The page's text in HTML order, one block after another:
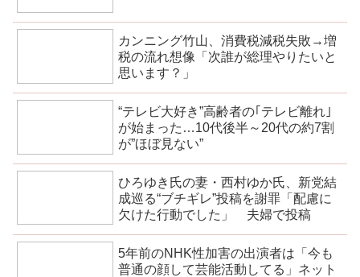
カンニング竹山、消費税減税失敗→増
税の流れ想像「次誰が総理やりたいと
思います？」
“テレビ大好き”高齢者の｢テレビ離れ｣
が始まった…10代後半～20代の約7割
が”ほぼ見ない”
ひろゆき氏の妻・西村ゆか氏、新党結
成巡る“ブチギレ”投稿を謝罪「配慮に
欠けた行動でした」 夫婦で投稿
5年前のNHK性加害の出演者は「今も
普通の顔して芸能活動してる」ネット